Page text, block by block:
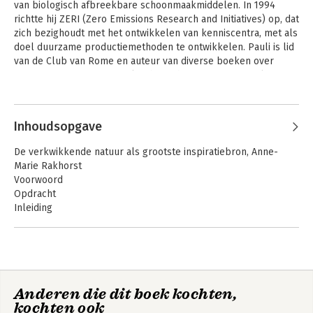
van biologisch afbreekbare schoonmaakmiddelen. In 1994
richtte hij ZERI (Zero Emissions Research and Initiatives) op, dat
zich bezighoudt met het ontwikkelen van kenniscentra, met als
doel duurzame productiemethoden te ontwikkelen. Pauli is lid
van de Club van Rome en auteur van diverse boeken over
Andere boeken door Gunter Pauli
Inhoudsopgave
De verkwikkende natuur als grootste inspiratiebron, Anne-
Marie Rakhorst
Voorwoord
Opdracht
Inleiding
5. Marktleiders wijzen de weg
6. MBA van de natuur (Meesterschap in briljante aanpassingen)
Anderen die dit boek kochten,
kochten ook